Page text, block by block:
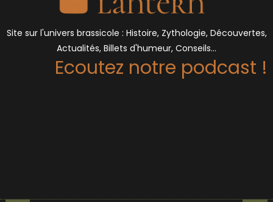
Site sur l'univers brassicole : Histoire, Zythologie, Découvertes,
Actualités, Billets d'humeur, Conseils…
Ecoutez notre podcast !